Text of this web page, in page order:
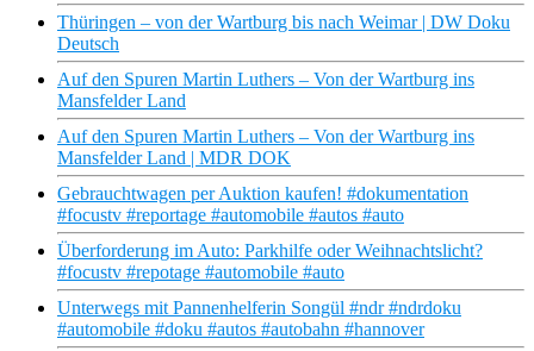
Thüringen – von der Wartburg bis nach Weimar | DW Doku
Deutsch
Auf den Spuren Martin Luthers – Von der Wartburg ins
Mansfelder Land
Auf den Spuren Martin Luthers – Von der Wartburg ins
Mansfelder Land | MDR DOK
Gebrauchtwagen per Auktion kaufen! #dokumentation
#focustv #reportage #automobile #autos #auto
Überforderung im Auto: Parkhilfe oder Weihnachtslicht?
#focustv #repotage #automobile #auto
Unterwegs mit Pannenhelferin Songül #ndr #ndrdoku
#automobile #doku #autos #autobahn #hannover